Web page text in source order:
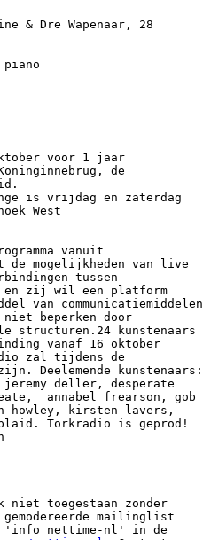
& Dre Wapenaar, 28
voor 1 jaar
de
is vrijdag en zaterdag
West
vanuit
de mogelijkheden van live
tussen
en zij wil een platform
van communicatiemiddelen
beperken door
structuren.24 kunstenaars
vanaf 16 oktober
zal tijdens de
Deelemende kunstenaars:
deller, desperate
annabel frearson, gob
howley, kirsten lavers,
Torkradio is geprod!
niet toegestaan zonder
mailinglist
'info nettime-nl' in de